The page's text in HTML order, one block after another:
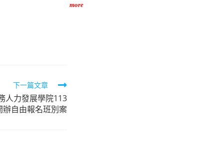
下一篇文章
人力發展學院113
辦自由報名班別案
more